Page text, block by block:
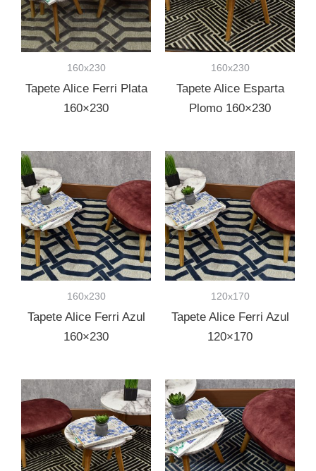
160x230
Tapete Alice Ferri Plata
160×230
160x230
Tapete Alice Esparta
Plomo 160×230
160x230
Tapete Alice Ferri Azul
160×230
120x170
Tapete Alice Ferri Azul
120×170